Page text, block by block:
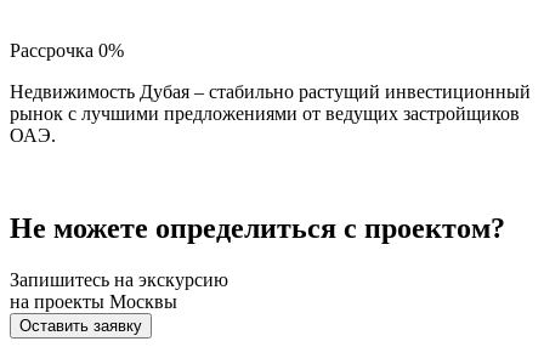
Рассрочка 0%
Недвижимость Дубая – стабильно растущий инвестиционный
рынок с лучшими предложениями от ведущих застройщиков
ОАЭ.
Не можете определиться с проектом?
Запишитесь на экскурсию
на проекты Москвы
Оставить заявку